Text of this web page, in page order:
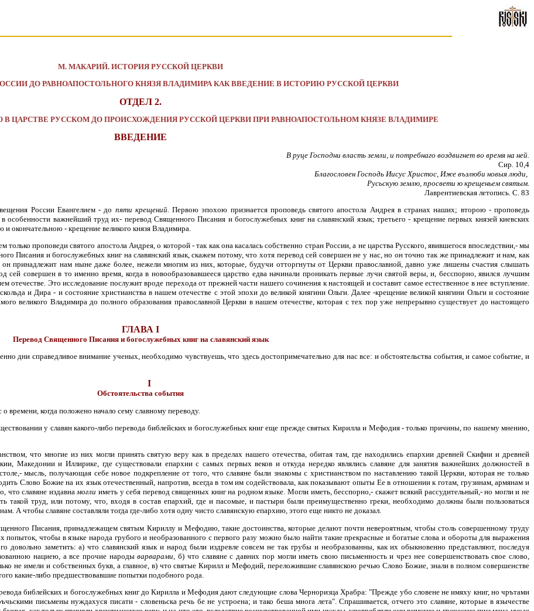
М. МАКАРИЙ. ИСТОРИЯ РУССКОЙ ЦЕРКВИ
ДО РАВНОАПОСТОЛЬНОГО КНЯЗЯ ВЛАДИМИРА КАК ВВЕДЕНИЕ В ИСТОРИЮ РУССКОЙ ЦЕРКВИ
ОТДЕЛ 2.
В ЦАРСТВЕ РУССКОМ ДО ПРОИСХОЖДЕНИЯ РУССКОЙ ЦЕРКВИ ПРИ РАВНОАПОСТОЛЬНОМ КНЯЗЕ ВЛАДИМИРЕ
ВВЕДЕНИЕ
В руце Господни власть земли, и потребнаго воздвигнет во время на ней.
Сир. 10,4
Благословен Господь Иисус Христос, Иже възлюби новыя люди,
Русьскую землю, просвети ю крещеньем святым.
Лаврентиевская летопись. С. 83
России Евангелием - до пяти крещений.Первою эпохою признается проповедь святого апостола Андрея в странах наших; второю - проповедь
важнейший труд их- перевод Священного Писания и богослужебных книг на славянский язык; третьего - крещение первых князей киевских
окончательною - крещение великого князя Владимира.
проповеди святого апостола Андрея, о которой - так как она касалась собственно стран России, а не царства Русского, явившегося впоследствии,- мы
Писания и богослужебных книг на славянский язык, скажем потому, что хотя перевод сей совершен не у нас, но он точно так же принадлежит и нам, как
принадлежит нам ныне даже более, нежели многим из них, которые, будучи отторгнуты от Церкви православной, давно уже лишены счастия слышать
совершен в то именно время, когда в новообразовавшееся царство едва начинали проникать первые лучи святой веры, и, бесспорно, явился лучшим
отечестве. Это исследование послужит вроде перехода от прежней части нашего сочинения к настоящей и составит самое естественное в нее вступление.
и Дира - и состояние христианства в нашем отечестве с этой эпохи до великой княгини Ольги. Далее -крещение великой княгини Ольги и состояние
великого Владимира до полного образования православной Церкви в нашем отечестве, которая с тех пор уже непрерывно существует до настоящего
ГЛАВА I
Перевод Священного Писания и богослужебных книг на славянский язык
дни справедливое внимание ученых, необходимо чувствуешь, что здесь достопримечательно для нас все: и обстоятельства события, и самое событие, и
I
Обстоятельства события
времени, когда положено начало сему славному переводу.
у славян какого-либо перевода библейских и богослужебных книг еще прежде святых Кирилла и Мефодия - только причины, по нашему мнению,
что многие из них могли принять святую веру как в пределах нашего отечества, обитая там, где находились епархии древней Скифии и древней
Македонии и Иллирике, где существовали епархии с самых первых веков и откуда нередко являлись славяне для занятия важнейших должностей в
мысль, получающая себе новое подкрепление от того, что славяне были знакомы с христианством по наставлению такой Церкви, которая не только
Слово Божие на их язык отечественный, напротив, всегда в том им содействовала, как показывают опыты Ее в отношении к готам, грузинам, армянам и
что славяне издавнамогли иметь у себя перевод священных книг на родном языке. Могли иметь, бесспорно,- скажет всякий рассудительный,- но могли и не
такой труд, или потому, что, входя в состав епархий, где и пасомые, и пастыри были преимущественно греки, необходимо должны были пользоваться
А чтобы славяне составляли тогда где-либо хотя одну чисто славянскую епархию, этого еще никто не доказал.
Писания, принадлежащем святым Кириллу и Мефодию, такие достоинства, которые делают почти невероятным, чтобы столь совершенному труду
попыток, чтобы в языке народа грубого и необразованного с первого разу можно было найти такие прекрасные и богатые слова и обороты для выражения
заметить: а) что славянский язык и народ были издревле совсем не так грубы и необразованны, как их обыкновенно представляют, последуя
нациею, а все прочие народыварварами,б) что славяне с давних пор могли иметь свою письменность и чрез нее совершенствовать свое слово,
не имели и собственных букв, а главное, в) что святые Кирилл и Мефодий, переложившие славянскою речью Слово Божие, знали в полном совершенстве
какие-либо предшествовавшие попытки подобного рода.
библейских и богослужебных книг до Кирилла и Мефодия дают следующие слова Черноризца Храбра: "Прежде убо словене не имяху книг, но чрътами
письмены нуждахуся писати - словеньска речь бе не устроена; и тако беша многа лета". Спрашивается, отчего это славяне, которые в язычестве